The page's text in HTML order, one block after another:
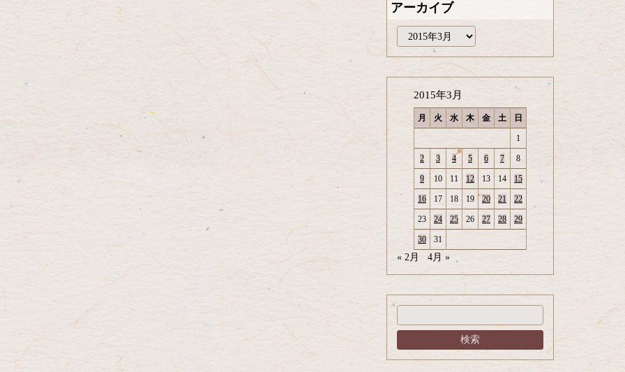
アーカイブ
ー
カ
イ
2015年3月
月 火 水 木 金 土 日
1
2 3 4 5 6 7 8
9 10 11 12 13 14 15
16 17 18 19 20 21 22
23 24 25 26 27 28 29
30 31
« 2月 4月 »